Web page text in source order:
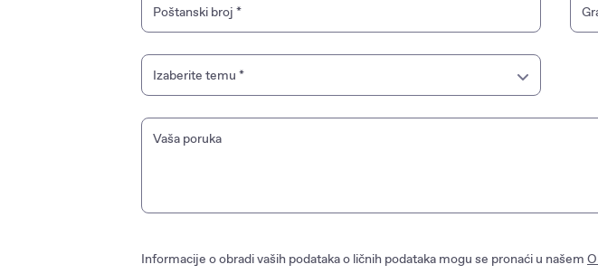
Poštanski broj *
Izaberite temu *
Marketing i reklama
Dodatna oprema
Vaša poruka
Informacije o obradi vaših podataka o ličnih podataka mogu se pronaći u našem